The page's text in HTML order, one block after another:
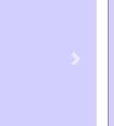
Next